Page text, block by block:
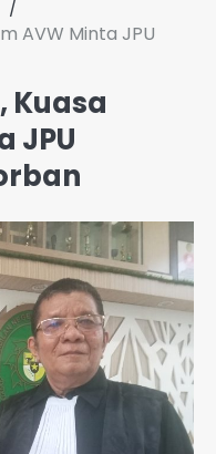
AVW Minta JPU
Kuasa
JPU